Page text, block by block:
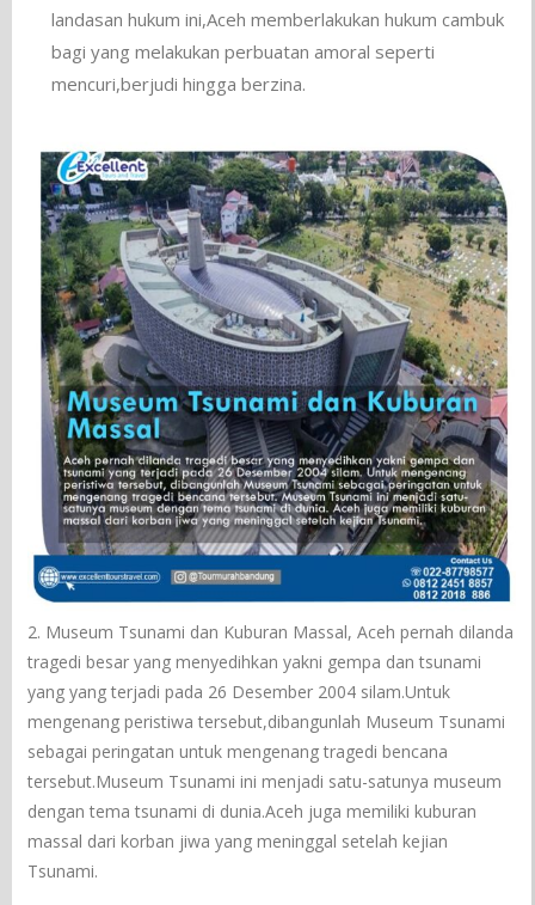
landasan hukum ini,Aceh memberlakukan hukum cambuk
bagi yang melakukan perbuatan amoral seperti
mencuri,berjudi hingga berzina.
2. Museum Tsunami dan Kuburan Massal, Aceh pernah dilanda
tragedi besar yang menyedihkan yakni gempa dan tsunami
yang yang terjadi pada 26 Desember 2004 silam.Untuk
mengenang peristiwa tersebut,dibangunlah Museum Tsunami
sebagai peringatan untuk mengenang tragedi bencana
tersebut.Museum Tsunami ini menjadi satu-satunya museum
dengan tema tsunami di dunia.Aceh juga memiliki kuburan
massal dari korban jiwa yang meninggal setelah kejian
Tsunami.